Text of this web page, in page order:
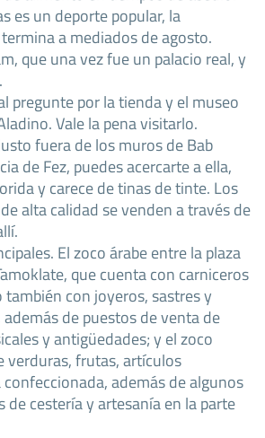
es un deporte popular, la
a mediados de agosto.
que una vez fue un palacio real, y
pregunte por la tienda y el museo
Vale la pena visitarlo.
fuera de los muros de Bab
de Fez, puedes acercarte a ella,
y carece de tinas de tinte. Los
alta calidad se venden a través de
El zoco árabe entre la plaza
que cuenta con carniceros
también con joyeros, sastres y
de puestos de venta de
y antigüedades; y el zoco
verduras, frutas, artículos
además de algunos
de cestería y artesanía en la parte